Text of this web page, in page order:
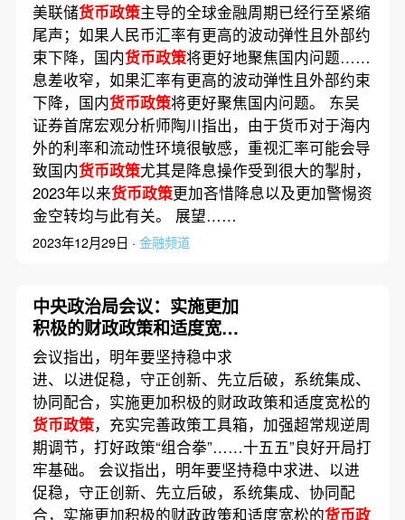
美联储货币政策主导的全球金融周期已经行至紧缩
尾声；如果人民币汇率有更高的波动弹性且外部约
束下降，国内货币政策将更好地聚焦国内问题……
息差收窄，如果汇率有更高的波动弹性且外部约束
下降，国内货币政策将更好聚焦国内问题。 东吴
证券首席宏观分析师陶川指出，由于货币对于海内
外的利率和流动性环境很敏感，重视汇率可能会导
致国内货币政策尤其是降息操作受到很大的掣肘，
2023年以来货币政策更加吝惜降息以及更加警惕资
金空转均与此有关。 展望……
2023年12月29日 · 金融频道
中央政治局会议：实施更加
积极的财政政策和适度宽松
的货币政策
会议指出，明年要坚持稳中求
进、以进促稳，守正创新、先立后破，系统集成、
协同配合，实施更加积极的财政政策和适度宽松的
货币政策，充实完善政策工具箱，加强超常规逆周
期调节，打好政策“组合拳”……十五五”良好开局打
牢基础。 会议指出，明年要坚持稳中求进、以进
促稳，守正创新、先立后破，系统集成、协同配
合，实施更加积极的财政政策和适度宽松的货币政